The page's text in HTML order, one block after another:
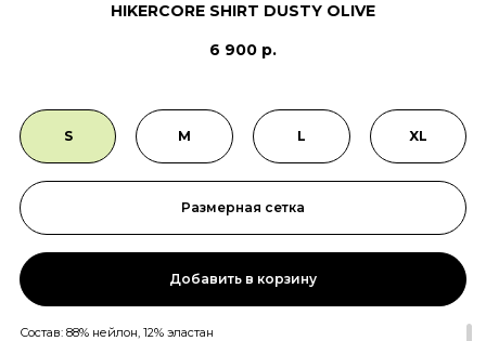
Размерная сетка
XL
L
M
S
HIKERCORE SHIRT DUSTY OLIVE
6 900 р.
Состав: 88% нейлон, 12% эластан
Добавить в корзину